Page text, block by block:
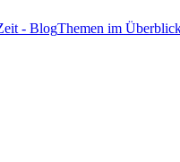
- BlogThemen im